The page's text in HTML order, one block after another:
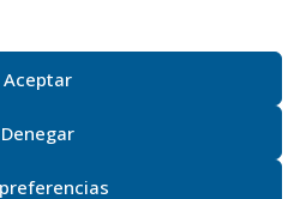
Aceptar
Denegar
S.L· Todos los derechos reservados
– Condiciones generales
Studio